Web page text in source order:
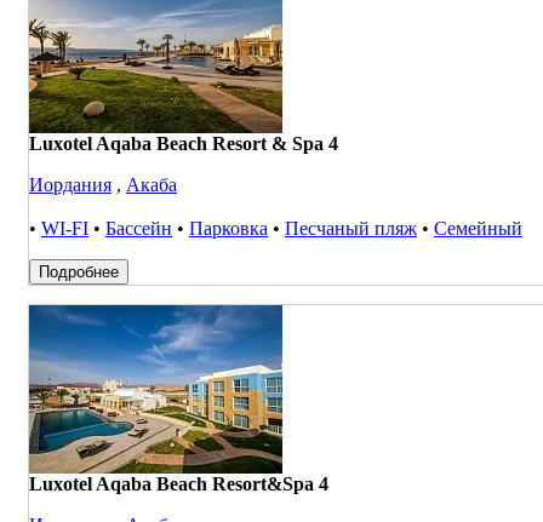
Luxotel Aqaba Beach Resort & Spa 4
Иордания , Акаба
• WI-FI • Бассейн • Парковка • Песчаный пляж • Семейный
Подробнее
Luxotel Aqaba Beach Resort&Spa 4